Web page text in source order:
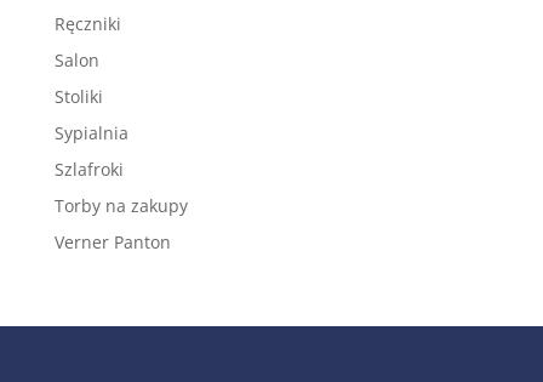
Ręczniki
Salon
Stoliki
Sypialnia
Szlafroki
Torby na zakupy
Verner Panton